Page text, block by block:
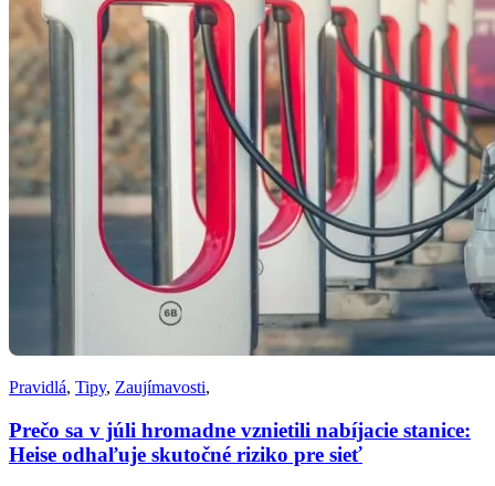
Pravidlá, Tipy, Zaujímavosti,
Prečo sa v júli hromadne vznietili nabíjacie stanice:
Heise odhaľuje skutočné riziko pre sieť